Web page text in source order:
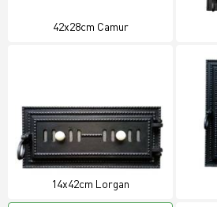
42x28cm Camur
14x42cm Lorgan